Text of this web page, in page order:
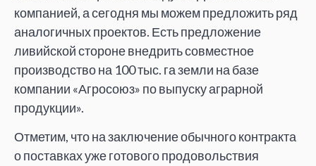
компанией, а сегодня мы можем предложить ряд
аналогичных проектов. Есть предложение
ливийской стороне внедрить совместное
производство на 100 тыс. га земли на базе
компании «Агросоюз» по выпуску аграрной
продукции».
Отметим, что на заключение обычного контракта
о поставках уже готового продовольствия